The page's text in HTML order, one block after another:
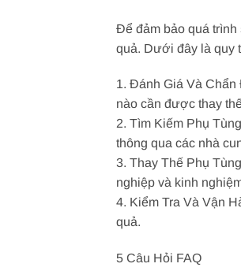
Để đảm bảo quá trình
quả. Dưới đây là quy
1. Đánh Giá Và Chẩn
nào cần được thay
2. Tìm Kiếm Phụ
thông qua các nhà
3. Thay Thế Phụ
nghiệp và kinh
4. Kiểm Tra Và Vận
quả.
5 Câu Hỏi FAQ